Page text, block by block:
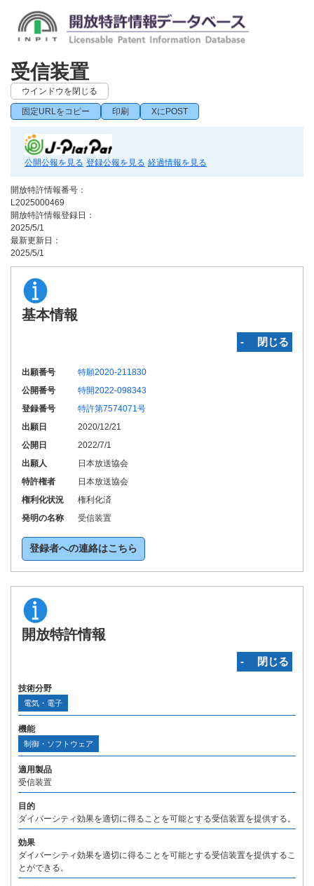
受信装置
ウインドウを閉じる
固定URLをコピー 印刷 XにPOST
公開公報を見る 登録公報を見る 経過情報を見る
開放特許情報番号：
L2025000469
開放特許情報登録日：
2025/5/1
最新更新日：
2025/5/1
基本情報
‐ 閉じる
出願番号
特願2020-211830
公開番号
特開2022-098343
登録番号
特許第7574071号
出願日
2020/12/21
公開日
2022/7/1
出願人
日本放送協会
特許権者
日本放送協会
権利化状況
権利化済
発明の名称
受信装置
登録者への連絡はこちら
開放特許情報
‐ 閉じる
技術分野
電気・電子
機能
制御・ソフトウェア
適用製品
受信装置
目的
ダイバーシティ効果を適切に得ることを可能とする受信装置を提供する。
効果
ダイバーシティ効果を適切に得ることを可能とする受信装置を提供するこ
とができる。